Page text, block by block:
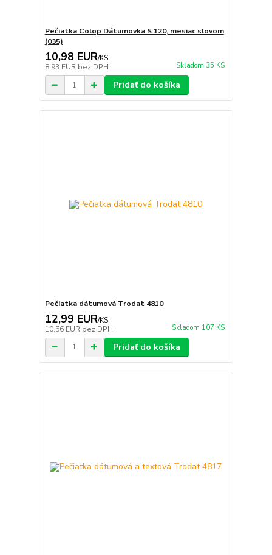
Pečiatka Colop Dátumovka S 120, mesiac slovom
(035)
10,98 EUR/KS
8,93 EUR bez DPH Skladom 35 KS
Pridať do košíka
Pečiatka dátumová Trodat 4810
12,99 EUR/KS
10,56 EUR bez DPH Skladom 107 KS
Pridať do košíka